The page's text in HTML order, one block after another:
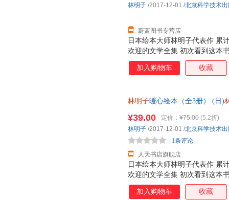
日本绘本大师林明子代表作 累
欢迎的文学全集 初次看到这本
读罢故事更是收获满满的感动
但她们是善良、坚强、勇于探
圣诞老人。他们天真烂漫，富
故事一般。 有位妈妈说过，如
读林明子吧。愿所有读过林明
和美好。 ;
蔚蓝图书专营店
林明子 /2017-12-01 /北京科学技术
加入购物车 收藏
林明子暖心绘本（全3册） (日)
日本绘本大师林明子代表作 累
欢迎的文学全集 初次看到这本
读罢故事更是收获满满的感动
但她们是善良、坚强、勇于探
¥39.00 定价： ¥75.00 (5.2折)
人天书店旗舰店
1条评论
林明子 /2017-12-01 /北京科学技术
加入购物车 收藏